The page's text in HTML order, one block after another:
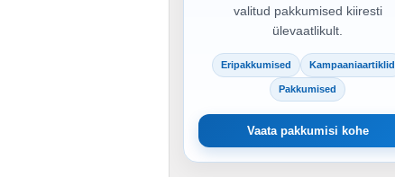
valitud pakkumised kiiresti
ülevaatlikult.
Eripakkumised Kampaaniaartiklid
Pakkumised
Vaata pakkumisi kohe